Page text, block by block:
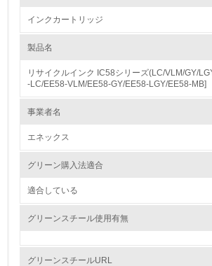
1.環境取り組み体制
1.
環境方針を持っている
環境対応の責任体制を定めている
環境問題に関する従業員教育を行っている
インクカートリッジ
製品名
リサイクルインク IC58シリーズ(LC/VLM/GY/
-LC/EE58-VLM/EE58-GY/EE58-LGY/EE58-MB]
事業者名
エネックス
グリーン購入法適合
適合している
グリーンスチール使用有無
グリーンスチールURL